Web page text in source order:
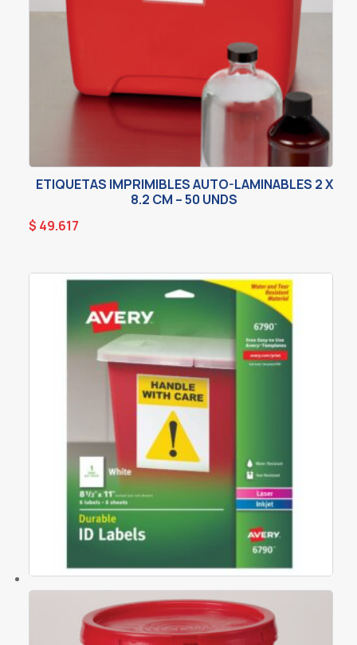
ETIQUETAS IMPRIMIBLES AUTO-LAMINABLES 2 X
8.2 CM – 50 UNDS
$ 49.617